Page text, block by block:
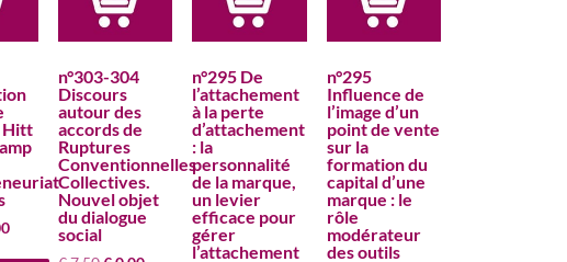
Hitt
Le
n°303-304
Discours
autour des
accords de
Ruptures
Conventionnelles
Collectives.
Nouvel objet
du dialogue
social
n°295 De
l’attachement
à la perte
d’attachement
: la
personnalité
de la marque,
un levier
efficace pour
gérer
l’attachement
n°295
Influence de
l’image d’un
point de vente
sur la
formation du
capital d’une
marque : le
rôle
modérateur
des outils